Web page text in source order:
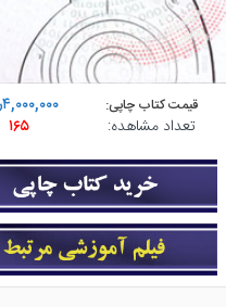
قیمت کتاب چاپی:
۴,۰۰۰,۰۰۰ريال
تعداد مشاهده:
۱۶۵